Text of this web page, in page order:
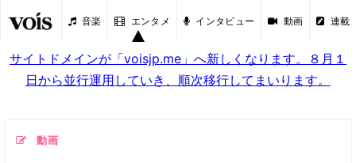
音楽 エンタメ インタビュー 動画 連載
サイトドメインが「voisjp.me」へ新しくなります。８月１
日から並行運用していき、順次移行してまいります。
動画